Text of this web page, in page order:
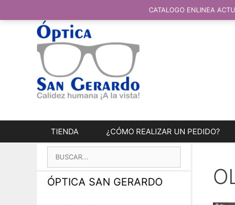
TIENDA ¿CÓMO REALIZAR UN PEDIDO?
BUSCAR:
ÓPTICA SAN GERARDO
CATALOGO ENLINEA